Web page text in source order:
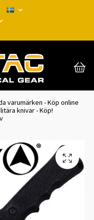
varumärken - Köp online
knivar - Köp!